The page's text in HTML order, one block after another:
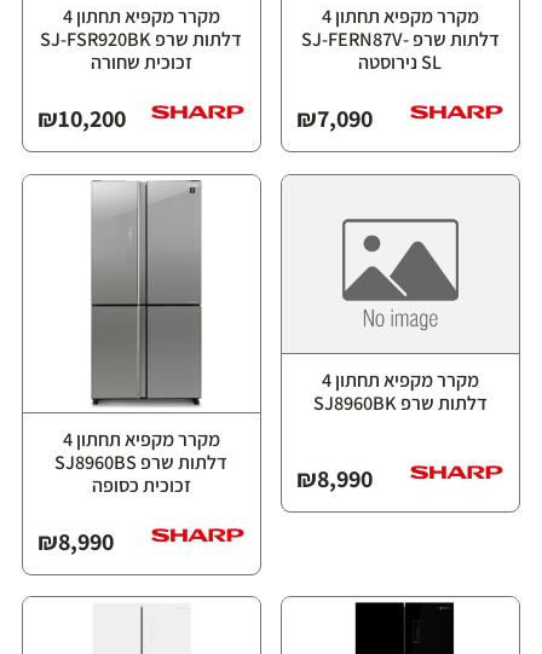
מקרר מקפיא תחתון 4
דלתות שרפ SJ-FERN87V-
SL נירוסטה
₪7,090
מקרר מקפיא תחתון 4
דלתות שרפ SJ-FSR920BK
זכוכית שחורה
₪10,200
מקרר מקפיא תחתון 4
דלתות שרפ SJ8960BK
₪8,990
מקרר מקפיא תחתון 4
דלתות שרפ SJ8960BS
זכוכית כסופה
₪8,990